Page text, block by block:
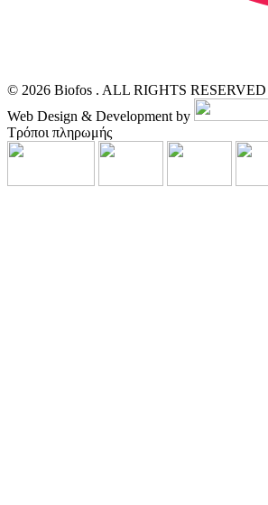
© 2026 Biofos . ALL RIGHTS RESERVED
Web Design & Development by
Τρόποι πληρωμής